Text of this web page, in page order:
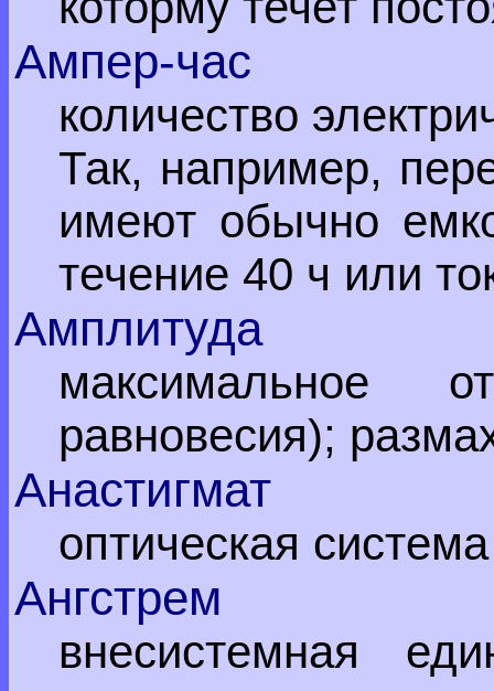
Ампер-час
количество
Так, например,
имеют обычно
течение 40 ч или
Амплитуда
максимальное
равновесия);
Анастигмат
оптическая
Ангстрем
внесистемная